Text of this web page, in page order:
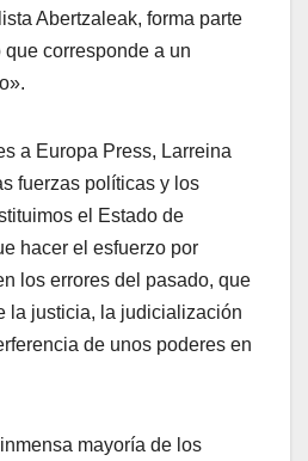
Abertzaleak, forma parte
corresponde a un
a Europa Press, Larreina
fuerzas polí­ticas y los
el Estado de
hacer el esfuerzo por
los errores del pasado, que
la justicia, la judicialización
de unos poderes en
mayorí­a de los